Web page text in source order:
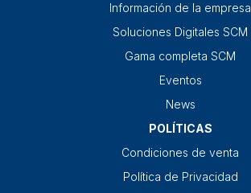
Información de la empresa
Soluciones Digitales SCM
Gama completa SCM
Eventos
News
POLÍTICAS
Condiciones de venta
Política de Privacidad